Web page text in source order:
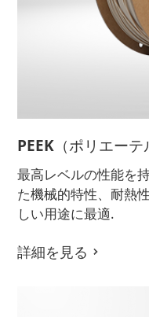
PEEK（ポリエーテ
最高レベルの性能を
た機械的特性、耐熱
しい用途に最適.
詳細を見る